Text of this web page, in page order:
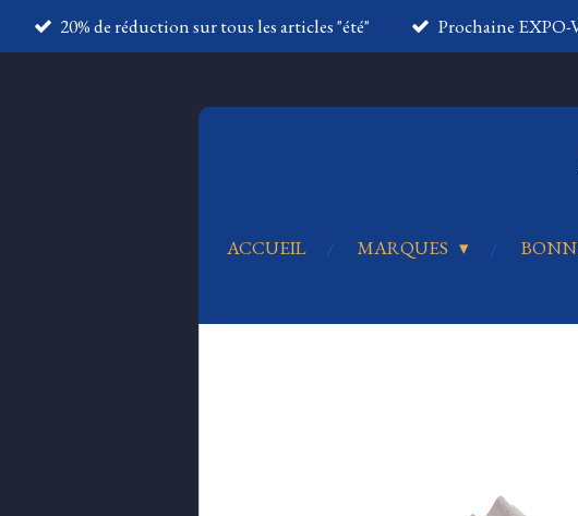
Passer
au
20% de réduction sur tous les articles "été" Prochaine
ACCUEIL MARQUES